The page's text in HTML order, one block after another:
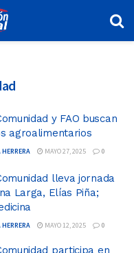
y FAO buscan
agroalimentarios
MAYO 27, 2025 0
lleva jornada
Larga, Elías Piña;
MAYO 12, 2025 0
participa en